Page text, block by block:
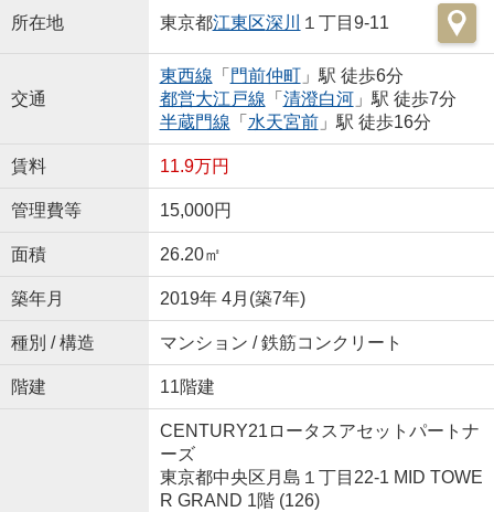
所在地 東京都江東区深川 １丁目9-11
交通
東西線 「 門前仲町」駅 徒歩6分
都営大江戸線 「 清澄白河」駅 徒歩7分
半蔵門線 「 水天宮前」駅 徒歩16分
賃料 11.9万円
管理費等 15,000円
面積 26.20㎡
築年月 2019年 4月(築7年)
種別 / 構造 マンション / 鉄筋コンクリート
階建 11階建
CENTURY21ロータスアセットパートナ
ーズ
東京都中央区月島１丁目22-1 MID TOWE
R GRAND 1階 (126)